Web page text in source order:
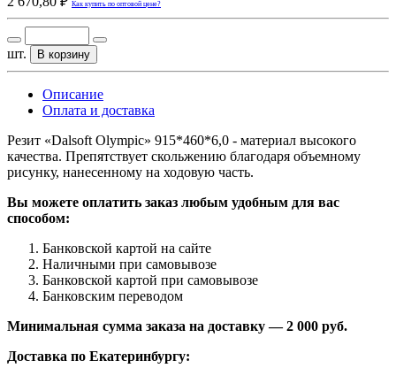
Как купить по оптовой цене?
шт. В корзину
Описание
Оплата и доставка
Резит «Dalsoft Olympic» 915*460*6,0 - материал высокого
качества. Препятствует скольжению благодаря объемному
рисунку, нанесенному на ходовую часть.
Вы можете оплатить заказ любым удобным для вас
способом:
Банковской картой на сайте
Наличными при самовывозе
Банковской картой при самовывозе
Банковским переводом
Минимальная сумма заказа на доставку — 2 000 руб.
Доставка по Екатеринбургу: